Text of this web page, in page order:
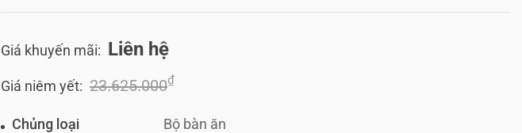
Giá khuyến mãi: Liên hệ
Giá niêm yết: 23.625.000₫
Chủng loại
Bộ bàn ăn